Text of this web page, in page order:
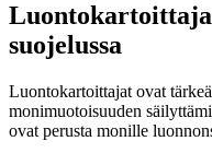
suojelussa
Luontokartoittajat ovat
monimuotoisuuden
ovat perusta monille